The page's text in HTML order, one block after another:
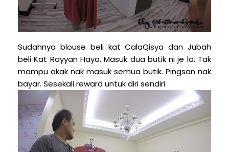
Sudahnya blouse beli kat CalaQisya dan Jubah
beli Kat Rayyan Haya. Masuk dua butik ni je la. Tak
mampu akak nak masuk semua butik. Pingsan nak
bayar. Sesekali reward untuk diri sendiri.